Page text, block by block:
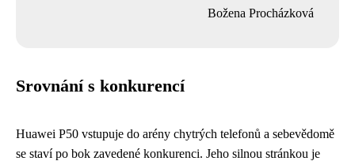
Božena Procházková
Srovnání s konkurencí
Huawei P50 vstupuje do arény chytrých telefonů a sebevědomě
se staví po bok zavedené konkurenci. Jeho silnou stránkou je